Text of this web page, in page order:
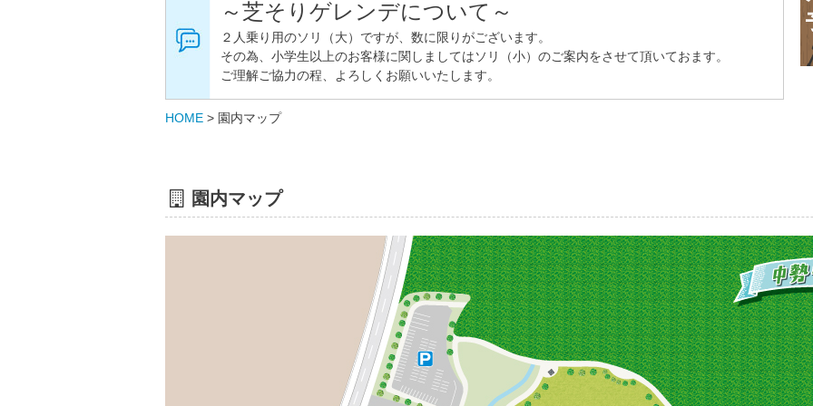
～芝そりゲレンデについて～
２人乗り用のソリ（大）ですが、数に限りがございます。
その為、小学生以上のお客様に関しましてはソリ（小）のご案内をさせて頂いておます。
ご理解ご協力の程、よろしくお願いいたします。
HOME > 園内マップ
園内マップ